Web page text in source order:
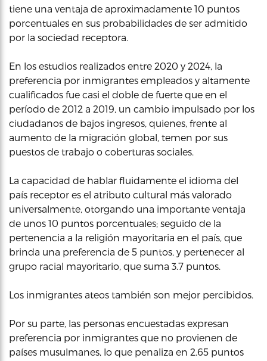
tiene una ventaja de aproximadamente 10 puntos
porcentuales en sus probabilidades de ser admitido
por la sociedad receptora.
En los estudios realizados entre 2020 y 2024, la
preferencia por inmigrantes empleados y altamente
cualificados fue casi el doble de fuerte que en el
período de 2012 a 2019, un cambio impulsado por los
ciudadanos de bajos ingresos, quienes, frente al
aumento de la migración global, temen por sus
puestos de trabajo o coberturas sociales.
La capacidad de hablar fluidamente el idioma del
país receptor es el atributo cultural más valorado
universalmente, otorgando una importante ventaja
de unos 10 puntos porcentuales; seguido de la
pertenencia a la religión mayoritaria en el país, que
brinda una preferencia de 5 puntos, y pertenecer al
grupo racial mayoritario, que suma 3.7 puntos.
Los inmigrantes ateos también son mejor percibidos.
Por su parte, las personas encuestadas expresan
preferencia por inmigrantes que no provienen de
países musulmanes, lo que penaliza en 2.65 puntos